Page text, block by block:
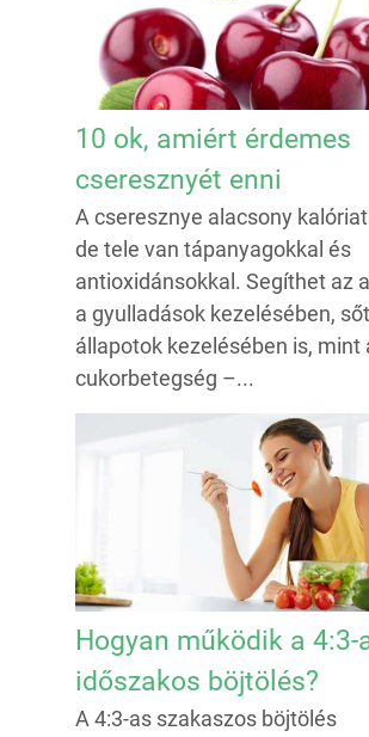
10 ok, amiért érdemes
cseresznyét enni
A cseresznye alacsony
de tele van tápanyagokkal és
antioxidánsokkal. Segíthet az
a gyulladások kezelésében,
állapotok kezelésében is, mint
cukorbetegség –...
Hogyan működik a 4:3-
időszakos böjtölés?
A 4:3-as szakaszos böjtölés